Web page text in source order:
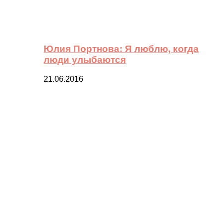
Юлия Портнова: Я люблю, когда
люди улыбаются
21.06.2016